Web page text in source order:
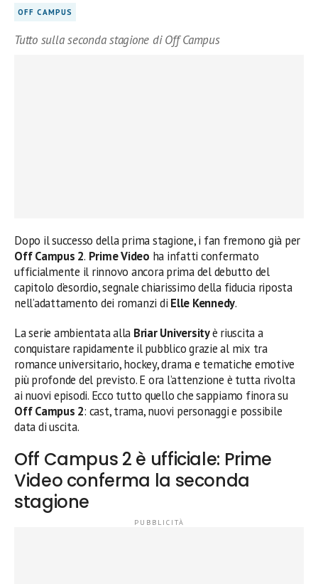
OFF CAMPUS
Tutto sulla seconda stagione di Off Campus
Dopo il successo della prima stagione, i fan fremono già per
Off Campus 2. Prime Video ha infatti confermato
ufficialmente il rinnovo ancora prima del debutto del
capitolo d’esordio, segnale chiarissimo della fiducia riposta
nell’adattamento dei romanzi di Elle Kennedy.
La serie ambientata alla Briar Universityè riuscita a
conquistare rapidamente il pubblico grazie al mix tra
romance universitario, hockey, drama e tematiche emotive
più profonde del previsto. E ora l’attenzione è tutta rivolta
ai nuovi episodi. Ecco tutto quello che sappiamo finora su
Off Campus 2: cast, trama, nuovi personaggi e possibile
data di uscita.
Off Campus 2 è ufficiale: Prime
Video conferma la seconda
stagione